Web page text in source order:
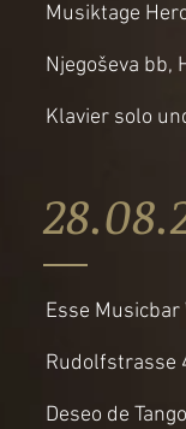
Musiktage
Njegoševa bb,
Klavier solo
Esse
Rudolfstrasse
Deseo de Tango